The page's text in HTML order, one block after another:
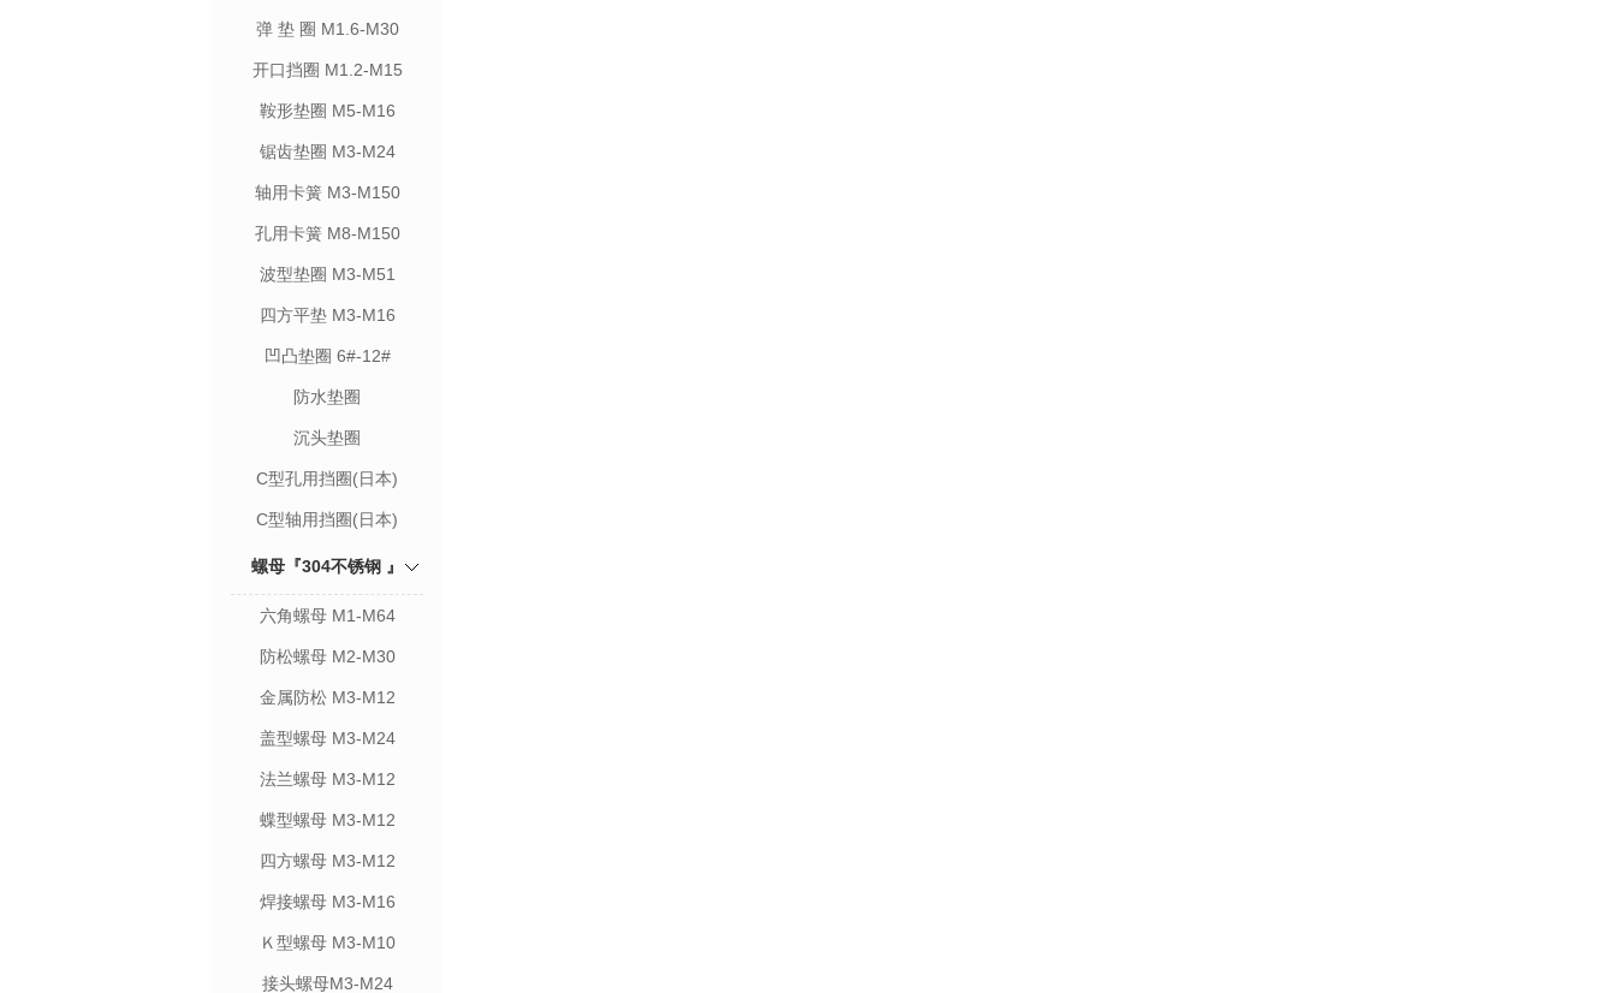
弹 垫 圈 M1.6-M30
开口挡圈 M1.2-M15
鞍形垫圈 M5-M16
锯齿垫圈 M3-M24
轴用卡簧 M3-M150
孔用卡簧 M8-M150
波型垫圈 M3-M51
四方平垫 M3-M16
凹凸垫圈 6#-12#
防水垫圈
沉头垫圈
C型孔用挡圈(日本)
C型轴用挡圈(日本)
螺母『304不锈钢 』
六角螺母 M1-M64
防松螺母 M2-M30
金属防松 M3-M12
盖型螺母 M3-M24
法兰螺母 M3-M12
蝶型螺母 M3-M12
四方螺母 M3-M12
焊接螺母 M3-M16
Ｋ型螺母 M3-M10
接头螺母M3-M24